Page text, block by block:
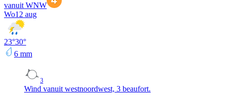
vanuit WNW
Wo12 aug
23°30°
6 mm
3
Wind vanuit westnoordwest, 3 beaufort.